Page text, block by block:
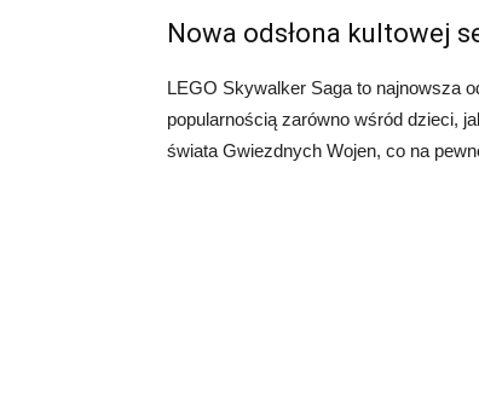
Nowa odsłona kultowej
LEGO Skywalker Saga to najnowsza
popularnością zarówno wśród dzieci,
świata Gwiezdnych Wojen, co na